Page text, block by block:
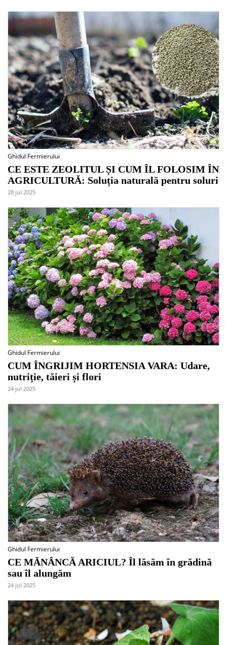
Ghidul Fermierului
CE ESTE ZEOLITUL ȘI CUM ÎL FOLOSIM ÎN
AGRICULTURĂ: Soluția naturală pentru soluri
28 jul 2025
Ghidul Fermierului
CUM ÎNGRIJIM HORTENSIA VARA: Udare,
nutriție, tăieri și flori
24 jul 2025
Ghidul Fermierului
CE MĂNÂNCĂ ARICIUL? Îl lăsăm în grădină
sau îl alungăm
24 jul 2025